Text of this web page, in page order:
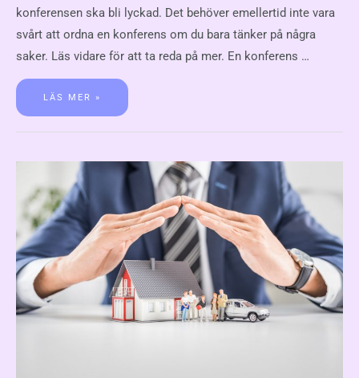
konferensen ska bli lyckad. Det behöver emellertid inte vara
svårt att ordna en konferens om du bara tänker på några
saker. Läs vidare för att ta reda på mer. En konferens …
LÄS MER »